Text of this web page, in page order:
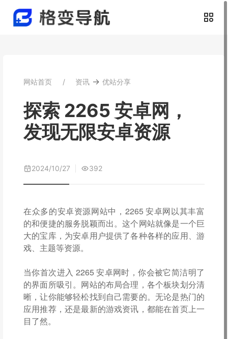
网站首页 资讯 → 优站分享
探索 2265 安卓网，
发现无限安卓资源
2024/10/27 392
在众多的安卓资源网站中，2265 安卓网以其丰富
的和便捷的服务脱颖而出。这个网站就像是一个巨
大的宝库，为安卓用户提供了各种各样的应用、游
戏、主题等资源。
当你首次进入 2265 安卓网时，你会被它简洁明了
的界面所吸引。网站的布局合理，各个板块划分清
晰，让你能够轻松找到自己需要的。无论是热门的
应用推荐，还是最新的游戏资讯，都能在首页上一
目了然。